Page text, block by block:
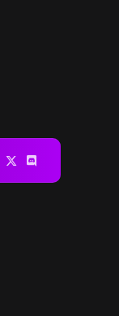
X
(Twitter)
Discord